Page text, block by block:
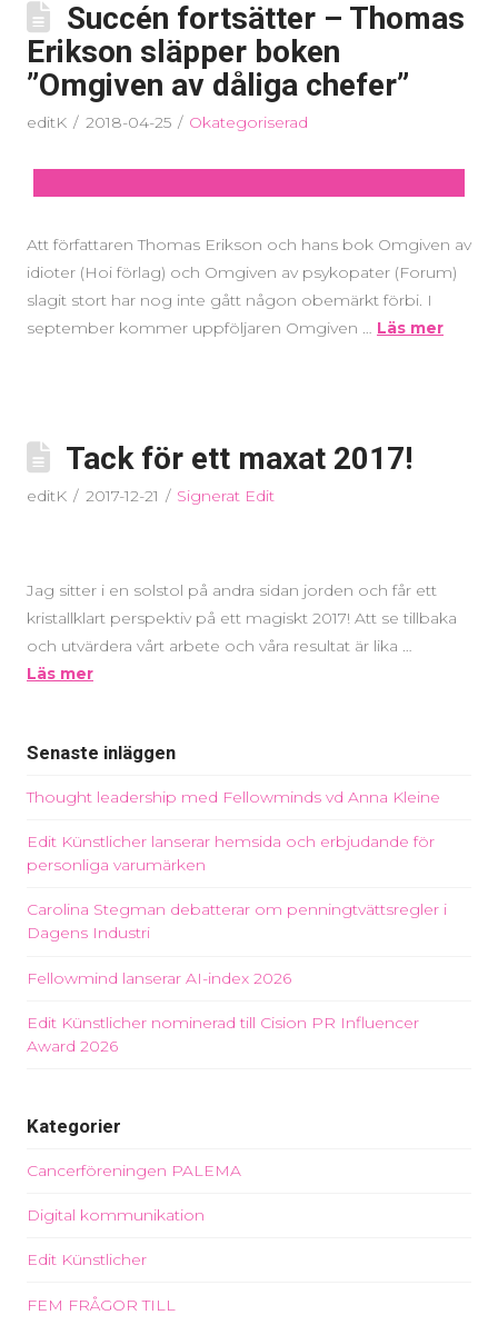
Succén fortsätter – Thomas
Erikson släpper boken
”Omgiven av dåliga chefer”
editK 2018-04-25 Okategoriserad
Att författaren Thomas Erikson och hans bok Omgiven av
idioter (Hoi förlag) och Omgiven av psykopater (Forum)
slagit stort har nog inte gått någon obemärkt förbi. I
september kommer uppföljaren Omgiven … Läs mer
Tack för ett maxat 2017!
editK 2017-12-21 Signerat Edit
Jag sitter i en solstol på andra sidan jorden och får ett
kristallklart perspektiv på ett magiskt 2017! Att se tillbaka
och utvärdera vårt arbete och våra resultat är lika …
Läs mer
Senaste inläggen
Thought leadership med Fellowminds vd Anna Kleine
Edit Künstlicher lanserar hemsida och erbjudande för
personliga varumärken
Carolina Stegman debatterar om penningtvättsregler i
Dagens Industri
Fellowmind lanserar AI-index 2026
Edit Künstlicher nominerad till Cision PR Influencer
Award 2026
Kategorier
Cancerföreningen PALEMA
Digital kommunikation
Edit Künstlicher
FEM FRÅGOR TILL